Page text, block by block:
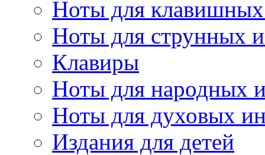
Ноты для клавишных
Ноты для струнных
Клавиры
Ноты для народных
Ноты для духовых
Издания для детей